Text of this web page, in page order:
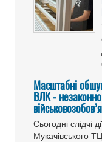
Масштабні
ВЛК -
Сьогодні слідчі
Мукачівського